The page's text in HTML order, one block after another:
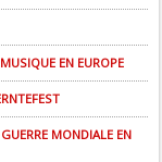
EN EUROPE
MONDIALE EN